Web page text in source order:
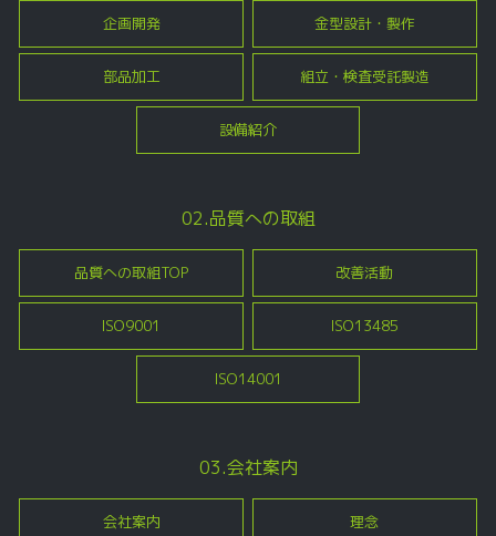
企画開発 金型設計・製作
部品加工 組立・検査受託製造
設備紹介
02.品質への取組
品質への取組TOP 改善活動
ISO9001 ISO13485
ISO14001
03.会社案内
会社案内 理念